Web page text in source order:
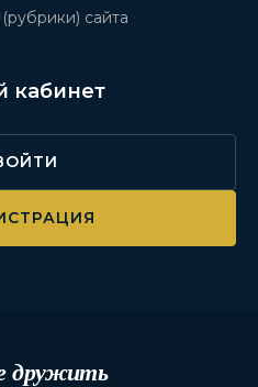
сайта
кабинет
дружить